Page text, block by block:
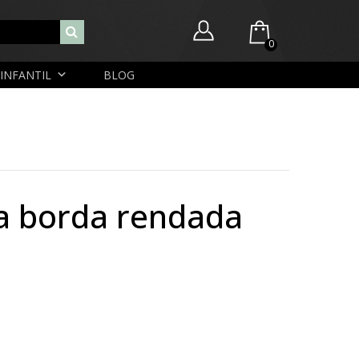
0
Você ainda não possui itens no seu carrinho.
Nome de usuário ou endereço de e-mail
Lembrar-me
INFANTIL BLOG